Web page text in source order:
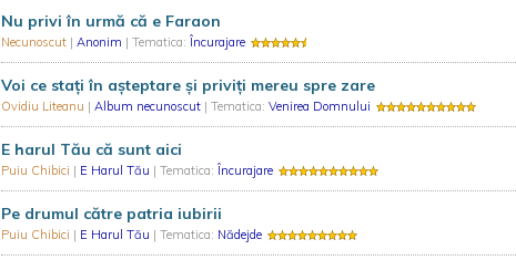
Nu privi în urmă că e Faraon
Necunoscut | Anonim | Tematica: Încurajare
Voi ce staţi în aşteptare și priviți mereu spre zare
Ovidiu Liteanu | Album necunoscut | Tematica: Venirea Domnului
E harul Tău că sunt aici
Puiu Chibici | E Harul Tău | Tematica: Încurajare
Pe drumul către patria iubirii
Puiu Chibici | E Harul Tău | Tematica: Nădejde